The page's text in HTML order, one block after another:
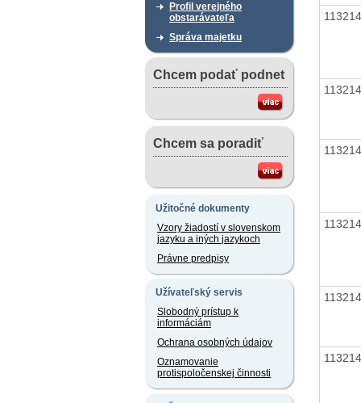
Profil verejného
obstarávateľa
Správa majetku
Chcem podať podnet
Chcem sa poradiť
Užitočné dokumenty
Vzory žiadostí v slovenskom
jazyku a iných jazykoch
Právne predpisy
Užívateľský servis
Slobodný prístup k
informáciám
Ochrana osobných údajov
Oznamovanie
protispoločenskej činnosti